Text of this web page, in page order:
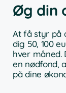
Øg din
At få styr på
dig 50, 100
hver måned.
en nødfond,
på dine